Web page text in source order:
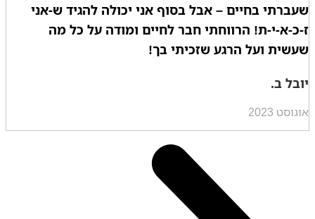
שעברתי בחיים – אבל בסוף אני יכולה להגיד ש-אני
ז-כ-א-י-ת! הרווחתי חבר לחיים ומודה על כל מה
שעשית ועל הרגע שזכיתי בך!
יובל ב.
אוגוסט 2023